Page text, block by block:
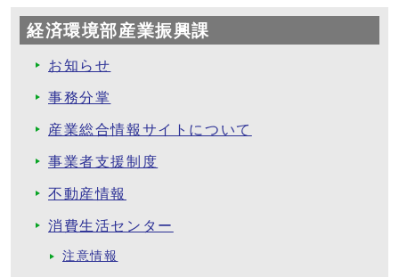
経済環境部産業振興課
お知らせ
事務分掌
産業総合情報サイトについて
事業者支援制度
不動産情報
消費生活センター
注意情報